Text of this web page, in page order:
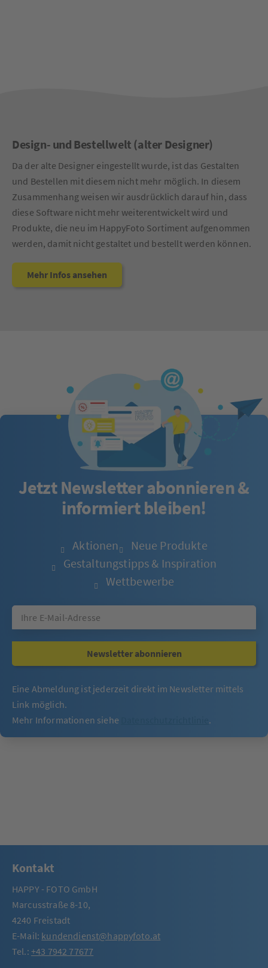
Design- und Bestellwelt (alter Designer)
Da der alte Designer eingestellt wurde, ist das Gestalten
und Bestellen mit diesem nicht mehr möglich. In diesem
Zusammenhang weisen wir ausdrücklich darauf hin, dass
diese Software nicht mehr weiterentwickelt wird und
Produkte, die neu im HappyFoto Sortiment aufgenommen
werden, damit nicht gestaltet und bestellt werden können.
Mehr Infos ansehen
Jetzt Newsletter abonnieren &
informiert bleiben!
Aktionen
Neue Produkte
Gestaltungstipps & Inspiration
Wettbewerbe
Newsletter abonnieren
Eine Abmeldung ist jederzeit direkt im Newsletter mittels
Link möglich.
Mehr Informationen siehe
.
Kontakt
HAPPY - FOTO GmbH
Marcusstraße 8-10,
4240 Freistadt
E-Mail: kundendienst@happyfoto.at
Tel.: +43 7942 77677